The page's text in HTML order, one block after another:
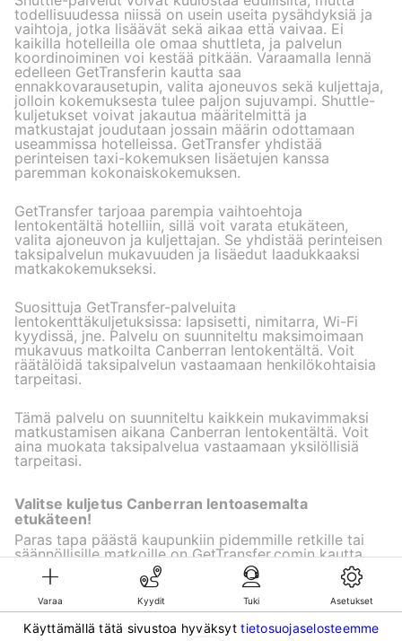
Varaa Kyydit Tuki Asetukset
Käyttämällä tätä sivustoa hyväksyttietosuojaselosteemme
todellisuudessa niissä on usein useita pysähdyksiä ja
vaihtoja, jotka lisäävät sekä aikaa että vaivaa. Ei
kaikilla hotelleilla ole omaa shuttleta, ja palvelun
koordinoiminen voi kestää pitkään. Varaamalla lennä
edelleen GetTransferin kautta saa
ennakkovarausetupin, valita ajoneuvos sekä kuljettaja,
jolloin kokemuksesta tulee paljon sujuvampi. Shuttle-
kuljetukset voivat jakautua määritelmittä ja
matkustajat joudutaan jossain määrin odottamaan
useammissa hotelleissa. GetTransfer yhdistää
perinteisen taxi-kokemuksen lisäetujen kanssa
paremman kokonaiskokemuksen.
GetTransfer tarjoaa parempia vaihtoehtoja
lentokentältä hotelliin, sillä voit varata etukäteen,
valita ajoneuvon ja kuljettajan. Se yhdistää perinteisen
taksipalvelun mukavuuden ja lisäedut laadukkaaksi
matkakokemukseksi.
Suosittuja GetTransfer-palveluita
lentokenttäkuljetuksissa: lapsisetti, nimitarra, Wi-Fi
kyydissä, jne. Palvelu on suunniteltu maksimoimaan
mukavuus matkoilta Canberran lentokentältä. Voit
räätälöidä taksipalvelun vastaamaan henkilökohtaisia
tarpeitasi.
Tämä palvelu on suunniteltu kaikkein mukavimmaksi
matkustamisen aikana Canberran lentokentältä. Voit
aina muokata taksipalvelua vastaamaan yksilöllisiä
tarpeitasi.
Valitse kuljetus Canberran lentoasemalta
etukäteen!
Paras tapa päästä kaupunkiin pidemmille retkille tai
säännöllisille matkoille on GetTransfer.comin kautta.
©KG GLOBAL LIMITED. GetTransfer® is trademark of KG GLOBAL LIMITED.